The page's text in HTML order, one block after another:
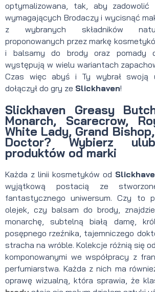
optymalizowana, tak, aby zadowolić
wymagających Brodaczy i wycisnąć
z wybranych składników
proponowanych przez markę
i balsamy do brody oraz pomady
występują w wielu wariantach
Czas więc abyś i Ty wybrał swoją
dołączył do gry ze Slickhaven!
Slickhaven Greasy
Monarch, Scarecrow,
White Lady, Grand
Doctor? Wybierz
produktów od marki
Każda z linii kosmetyków od
wyjątkową postacią ze
fantastycznego uniwersum. Czy to
olejek, czy balsam do brody,
monarchę, subtelną białą damę,
posępnego rzeźnika, tajemniczego
stracha na wróble. Kolekcje różnią się
komponowanymi we współpracy z
perfumiarstwa. Każda z nich ma
oprawę wizualną, która sprawia, że